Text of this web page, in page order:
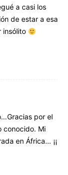
a casi los
de estar a esa
insólito
por el
conocido. Mi
en África… ¡¡